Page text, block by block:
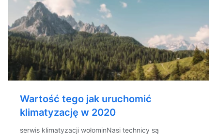
Wartość tego jak uruchomić
klimatyzację w 2020
serwis klimatyzacji wołominNasi technicy są